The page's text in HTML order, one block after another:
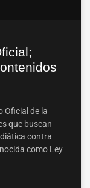
Oficial de la
que buscan
contra
como Ley